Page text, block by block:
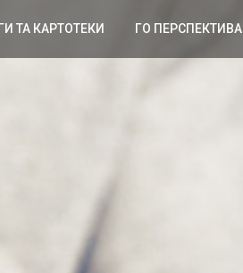
ТА КАРТОТЕКИ ГО ПЕРСПЕКТИВА